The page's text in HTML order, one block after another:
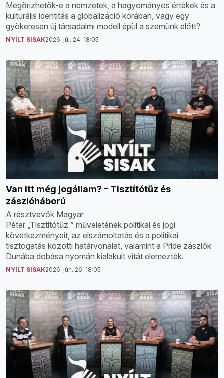
Megőrizhetők-e a nemzetek, a hagyományos értékek és a
kulturális identitás a globalizáció korában, vagy egy
gyökeresen új társadalmi modell épül a szemünk előtt?
NYÍLT SISAK2026. júl. 24. 18:05
Van itt még jogállam? – Tisztítótűz és
zászlóháború
A résztvevők Magyar
Péter „Tisztítótűz ” műveletének politikai és jogi
következményeit, az elszámoltatás és a politikai
tisztogatás közötti határvonalat, valamint a Pride zászlók
Dunába dobása nyomán kialakult vitát elemezték.
NYÍLT SISAK2026. jún. 26. 18:05